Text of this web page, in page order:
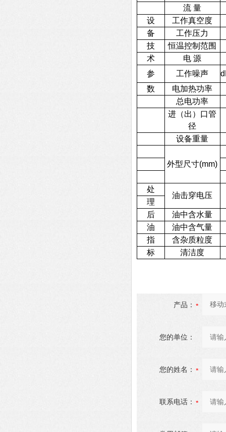
流 量
设
工作真空度
备
工作压力
技
恒温控制范围
术
电 源
参
工作噪声
数
电加热功率
总电功率
进（出）口管
径
设备重量
外型尺寸(mm)
处
油击穿电压
理
后
油中含水量
油
油中含气量
指
含杂质粒度
标
清洁度
产品：
您的单位：
您的姓名：
联系电话：